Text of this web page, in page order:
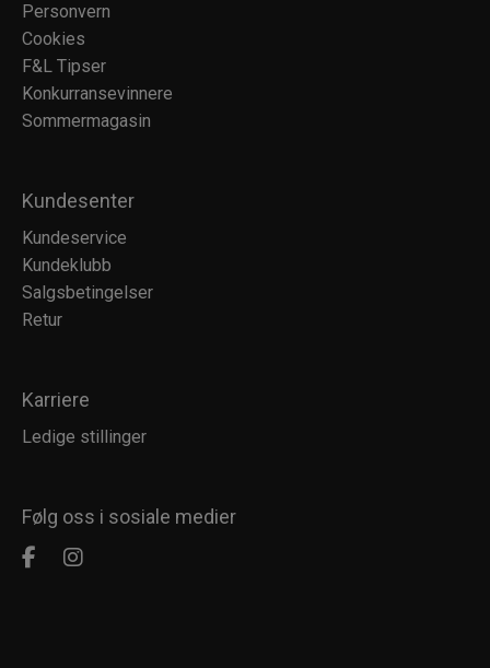
Personvern
Cookies
F&L Tipser
Konkurransevinnere
Sommermagasin
Kundesenter
Kundeservice
Kundeklubb
Salgsbetingelser
Retur
Karriere
Ledige stillinger
Følg oss i sosiale medier